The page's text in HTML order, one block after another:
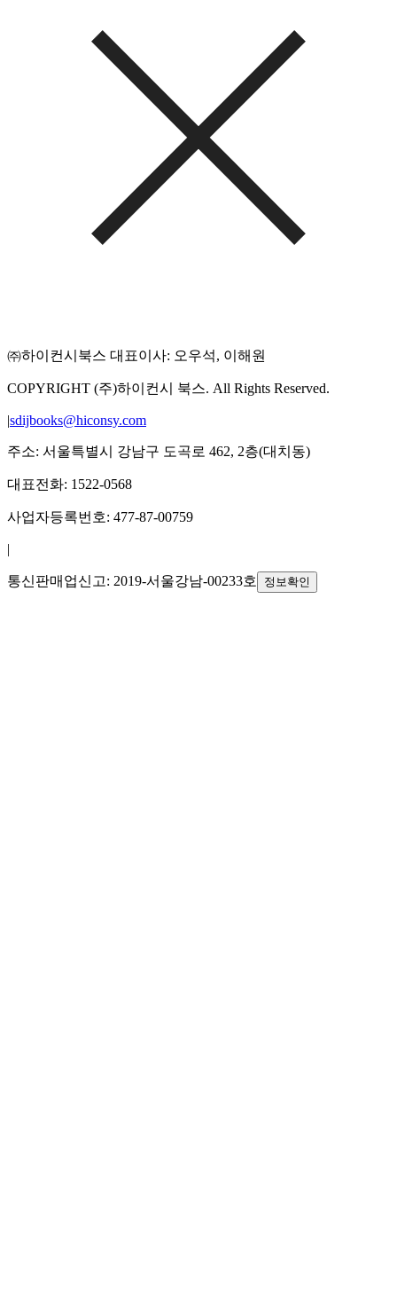
㈜하이컨시북스 대표이사: 오우석, 이해원
COPYRIGHT (주)하이컨시 북스. All Rights Reserved.
|sdijbooks@hiconsy.com
주소: 서울특별시 강남구 도곡로 462, 2층(대치동)
대표전화: 1522-0568
사업자등록번호: 477-87-00759
|
통신판매업신고: 2019-서울강남-00233호 정보확인